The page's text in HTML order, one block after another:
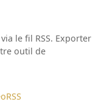
le fil RSS. Exporter
outil de